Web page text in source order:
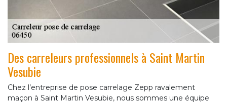
Des carreleurs professionnels à Saint Martin
Vesubie
Chez l’entreprise de pose carrelage Zepp ravalement
maçon à Saint Martin Vesubie, nous sommes une équipe